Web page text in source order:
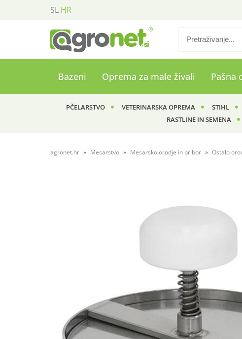
SL HR
Bazeni Oprema za male živali Pašna
PČELARSTVO VETERINARSKA OPREMA STIHL
RASTLINE IN SEMENA
agronet.hr Mesarstvo Mesarsko orodje in pribor Ostalo